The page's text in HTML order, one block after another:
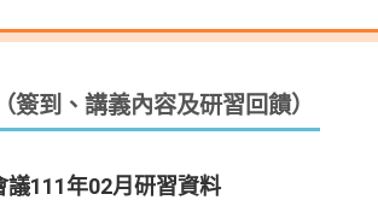
簽到、講義內容及研習回饋）
議111年02月研習資料